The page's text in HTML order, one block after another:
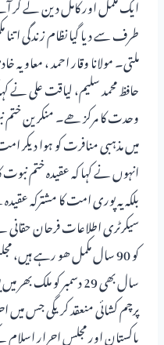
طرف سے دیا گیا نظام زندگی
ملتی۔ مولانا وقار احمد ، معاویہ
حافظ محمد سلیم، لیاقت علی نے
وحدت کا مرکز ھے۔ منکرین
میں مذہبی منافرت کو ہوا دیکر
انہوں نے کہا کہ عقیدہ ختم نبوت
بلکہ یہ پوری امت کا مشترکہ
کو 90 سال مکمل ھو رہے
سال بھی 29 دسمبر کو
پرچم کشائی منعقد کریگی جس میں
پاکستان اور مجلس احرار